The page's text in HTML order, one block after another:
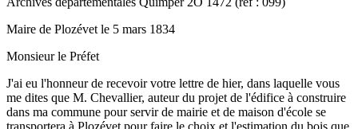
Maire de Plozévet le 5 mars 1834
Monsieur le Préfet
J'ai eu l'honneur de recevoir votre lettre de hier, dans laquelle vous
me dites que M. Chevallier, auteur du projet de l'édifice à construire
dans ma commune pour servir de mairie et de maison d'école se
transportera à Plozévet pour faire le choix et l'estimation du bois que